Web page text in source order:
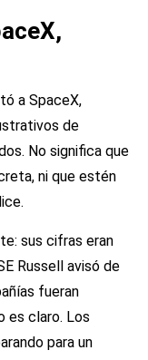
a SpaceX,
de
No significa que
ni que estén
sus cifras eran
Russell avisó de
fueran
es claro. Los
para un